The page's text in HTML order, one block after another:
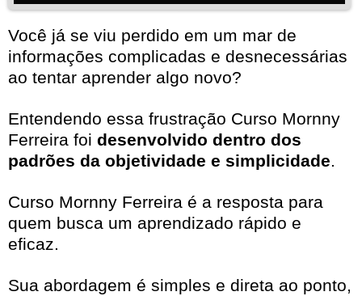
Você já se viu perdido em um mar de
informações complicadas e desnecessárias
ao tentar aprender algo novo?
Entendendo essa frustração Curso Mornny
Ferreira foi desenvolvido dentro dos
padrões da objetividade e simplicidade.
Curso Mornny Ferreira é a resposta para
quem busca um aprendizado rápido e
eficaz.
Sua abordagem é simples e direta ao ponto,